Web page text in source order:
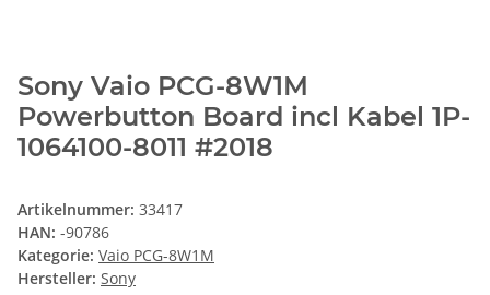
Sony Vaio PCG-8W1M
Powerbutton Board incl Kabel 1P-
1064100-8011 #2018
Artikelnummer: 33417
HAN: -90786
Kategorie: Vaio PCG-8W1M
Hersteller: Sony